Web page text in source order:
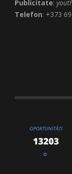
Publicitate:
Telefon: +373